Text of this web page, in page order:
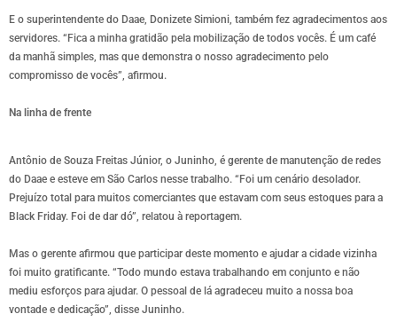
E o superintendente do Daae, Donizete Simioni, também fez agradecimentos aos
servidores. “Fica a minha gratidão pela mobilização de todos vocês. É um café
da manhã simples, mas que demonstra o nosso agradecimento pelo
compromisso de vocês”, afirmou.
Na linha de frente
Antônio de Souza Freitas Júnior, o Juninho, é gerente de manutenção de redes
do Daae e esteve em São Carlos nesse trabalho. “Foi um cenário desolador.
Prejuízo total para muitos comerciantes que estavam com seus estoques para a
Black Friday. Foi de dar dó”, relatou à reportagem.
Mas o gerente afirmou que participar deste momento e ajudar a cidade vizinha
foi muito gratificante. “Todo mundo estava trabalhando em conjunto e não
mediu esforços para ajudar. O pessoal de lá agradeceu muito a nossa boa
vontade e dedicação”, disse Juninho.